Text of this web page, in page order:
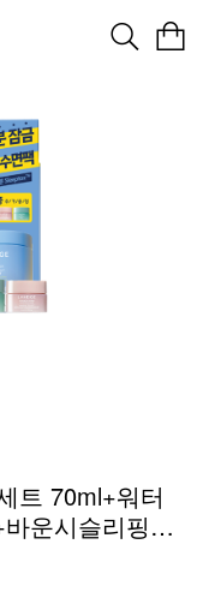
트 70ml+워터
운시슬리핑